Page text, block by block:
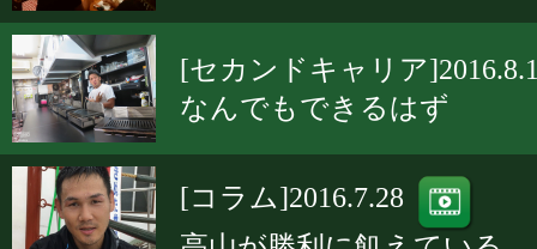
[セカンドキャリア
なんでもできるはず
[コラム]2016.7.28